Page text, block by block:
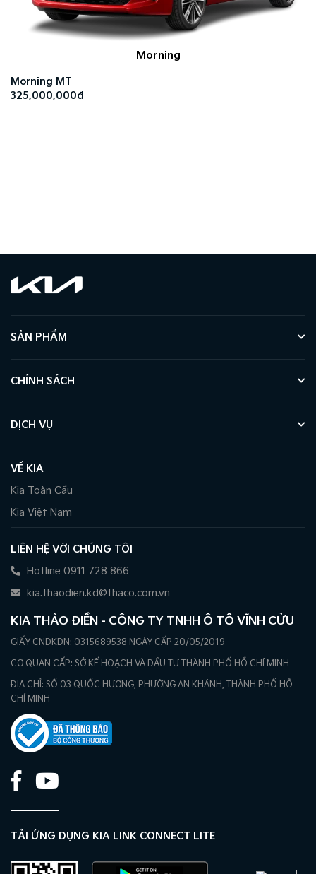
Morning
Morning MT
325,000,000đ
SẢN PHẨM
CHÍNH SÁCH
DỊCH VỤ
VỀ KIA
Kia Toàn Cầu
Kia Việt Nam
LIÊN HỆ VỚI CHÚNG TÔI
Hotline 0911 728 866
kia.thaodien.kd@thaco.com.vn
KIA THẢO ĐIỀN - CÔNG TY TNHH Ô TÔ VĨNH CỬU
GIẤY CNĐKDN: 0315689538 NGÀY CẤP 20/05/2019
CƠ QUAN CẤP: SỞ KẾ HOẠCH VÀ ĐẦU TƯ THÀNH PHỐ HỒ CHÍ MINH
ĐỊA CHỈ: SỐ 03 QUỐC HƯƠNG, PHƯỜNG AN KHÁNH, THÀNH PHỐ HỒ
CHÍ MINH
TẢI ỨNG DỤNG KIA LINK CONNECT LITE